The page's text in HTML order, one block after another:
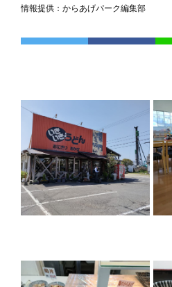
情報提供：からあげパーク編集部